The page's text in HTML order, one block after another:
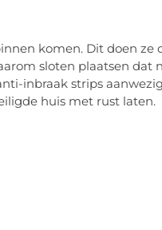
komen. Dit doen ze
sloten plaatsen dat
inbraak strips
huis met rust laten.